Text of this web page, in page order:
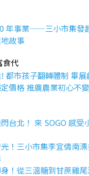
年事業——三小市集發
故事
食代
都市孩子翻轉體制 畢
價格 推廣農業初心不
台北！ 來 SOGO 感受
！三小市集李宜倩南
！從三溫糖到甘蔗雞